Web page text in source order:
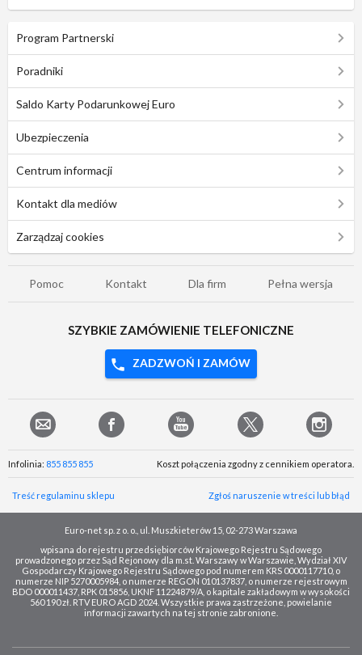
Program Partnerski
Poradniki
Saldo Karty Podarunkowej Euro
Ubezpieczenia
Centrum informacji
Kontakt dla mediów
Zarządzaj cookies
Pomoc Kontakt Dla firm Pełna wersja
SZYBKIE ZAMÓWIENIE TELEFONICZNE
ZADZWOŃ I ZAMÓW
Infolinia: 855 855 855 Koszt połączenia zgodny z cennikiem operatora.
Treść regulaminu sklepu Zgłoś naruszenie w treści lub błąd
Euro-net sp. z o. o., ul. Muszkieterów 15, 02-273 Warszawa
wpisana do rejestru przedsiębiorców Krajowego Rejestru Sądowego
prowadzonego przez Sąd Rejonowy dla m.st. Warszawy w Warszawie, Wydział XIV
Gospodarczy Krajowego Rejestru Sądowego pod numerem KRS 0000117710, o
numerze NIP 5270005984, o numerze REGON 010137837, o numerze rejestrowym
BDO 000011437, RPK 015856, UKNF 11224879/A, o kapitale zakładowym w wysokości
560 190 zł. RTV EURO AGD 2024. Wszystkie prawa zastrzeżone, powielanie
informacji zawartych na tej stronie zabronione.